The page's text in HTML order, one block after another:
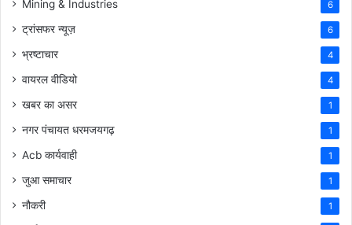
Mining & Industries 6
ट्रांसफर न्यूज़ 6
भ्रष्टाचार 4
वायरल वीडियो 4
खबर का असर 1
नगर पंचायत धरमजयगढ़ 1
Acb कार्यवाही 1
जुआ समाचार 1
नौकरी 1